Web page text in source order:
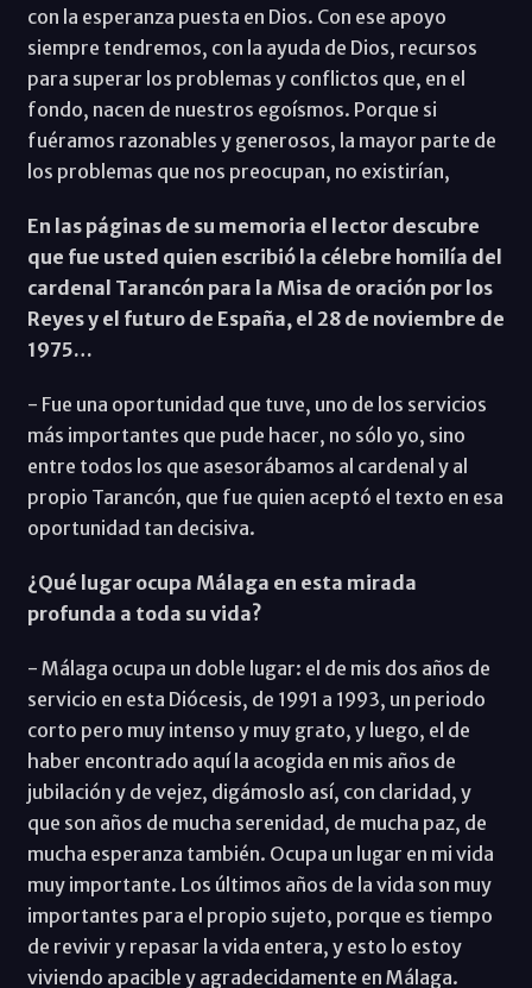
con la esperanza puesta en Dios. Con ese apoyo
siempre tendremos, con la ayuda de Dios, recursos
para superar los problemas y conflictos que, en el
fondo, nacen de nuestros egoísmos. Porque si
fuéramos razonables y generosos, la mayor parte de
los problemas que nos preocupan, no existirían,
En las páginas de su memoria el lector descubre
que fue usted quien escribió la célebre homilía del
cardenal Tarancón para la Misa de oración por los
Reyes y el futuro de España, el 28 de noviembre de
1975…
- Fue una oportunidad que tuve, uno de los servicios
más importantes que pude hacer, no sólo yo, sino
entre todos los que asesorábamos al cardenal y al
propio Tarancón, que fue quien aceptó el texto en esa
oportunidad tan decisiva.
¿Qué lugar ocupa Málaga en esta mirada
profunda a toda su vida?
- Málaga ocupa un doble lugar: el de mis dos años de
servicio en esta Diócesis, de 1991 a 1993, un periodo
corto pero muy intenso y muy grato, y luego, el de
haber encontrado aquí la acogida en mis años de
jubilación y de vejez, digámoslo así, con claridad, y
que son años de mucha serenidad, de mucha paz, de
mucha esperanza también. Ocupa un lugar en mi vida
muy importante. Los últimos años de la vida son muy
importantes para el propio sujeto, porque es tiempo
de revivir y repasar la vida entera, y esto lo estoy
viviendo apacible y agradecidamente en Málaga.